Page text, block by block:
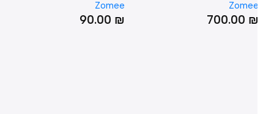
700.00
Zomee
90.00